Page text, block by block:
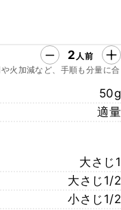
2 人前
火加減など、手順も分量に合
50g
適量
大さじ1
大さじ1/2
小さじ1/2